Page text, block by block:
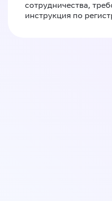
сотрудничества,
инструкция по